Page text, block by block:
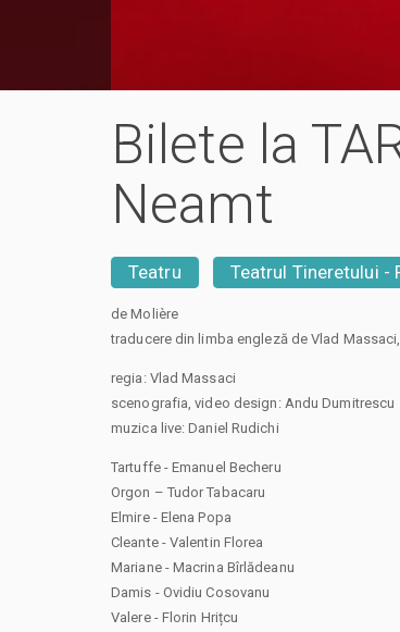
Bilete la
Neamt
Teatru Teatrul Tineretului -
de Molière
traducere din limba engleză de Vlad
regia: Vlad Massaci
scenografia, video design: Andu Dumitrescu
muzica live: Daniel Rudichi
Tartuffe - Emanuel Becheru
Orgon – Tudor Tabacaru
Elmire - Elena Popa
Cleante - Valentin Florea
Mariane - Macrina Bîrlădeanu
Damis - Ovidiu Cosovanu
Valere - Florin Hrițcu